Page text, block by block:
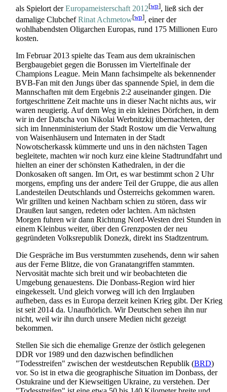
als Spielort derEuropa­meister­schaft 2012[wp], ließ sich der
damalige ClubchefRinat Achmetow[wp], einer der
wohlhabendsten Oligarchen Europas, rund 175 Millionen Euro
kosten.
Im Februar 2013 spielte das Team aus dem ukrainischen
Bergbaugebiet gegen die Borussen im Viertelfinale der
Champions League. Mein Mann fachsimpelte als bekennender
BVB-Fan mit den Jungs über das spannende Spiel, in dem die
Mannschaften mit dem Ergebnis 2:2 auseinander gingen. Die
fortgeschrittene Zeit machte uns in dieser Nacht nichts aus, wir
waren neugierig. Auf dem Weg in ein kleines Dörfchen, in dem
wir in der Datscha von Nikolai Werbnitzkij übernachteten, der
sich im Innenministerium der Stadt Rostow um die Verwaltung
von Waisenhäusern und Internaten in der Stadt
Nowotscherkassk kümmerte und uns in den nächsten Tagen
begleitete, machten wir noch kurz eine kleine Stadtrundfahrt und
hielten an einer der schönsten Kathedralen, in der die
Donkosaken oft sangen. Im Ort, es war bestimmt schon 2 Uhr
morgens, empfing uns der andere Teil der Gruppe, die aus allen
Landesteilen Deutschlands und Österreichs gekommen waren.
Wir grillten und keinen Nachbarn schien zu stören, dass wir
Draußen laut sangen, redeten oder lachten. Am nächsten
Morgen fuhren wir dann Richtung Nord-Westen drei Stunden in
einem Kleinbus weiter, über den Grenzposten der neu
gegründeten Volksrepublik Donezk, direkt ins Stadtzentrum.
Die Gespräche im Bus verstummten zusehends, denn wir sahen
aus der Ferne Blitze, die von Granat­angriffen stammten.
Nervosität machte sich breit und wir beobachteten die
Umgebung genauestens. Die Donbass-Region wird hier
eingekesselt. Und gleich vorweg will ich den Irrglauben
aufheben, dass es in Europa derzeit keinen Krieg gibt. Der Krieg
ist seit 2014 da. Unaufhörlich. Wir Deutschen sehen ihn nur
nicht, weil wir ihn durch unsere Medien nicht gezeigt
bekommen.
Stellen Sie sich die ehemalige Grenze der östlich gelegenen
DDR vor 1989 und den dazwischen befindlichen
"Todesstreifen" zwischen der westdeutschen Republik (BRD)
vor. So ist in etwa die geographische Situation im Donbass, der
Ostukraine und der Kiewseitigen Ukraine, zu verstehen. Der